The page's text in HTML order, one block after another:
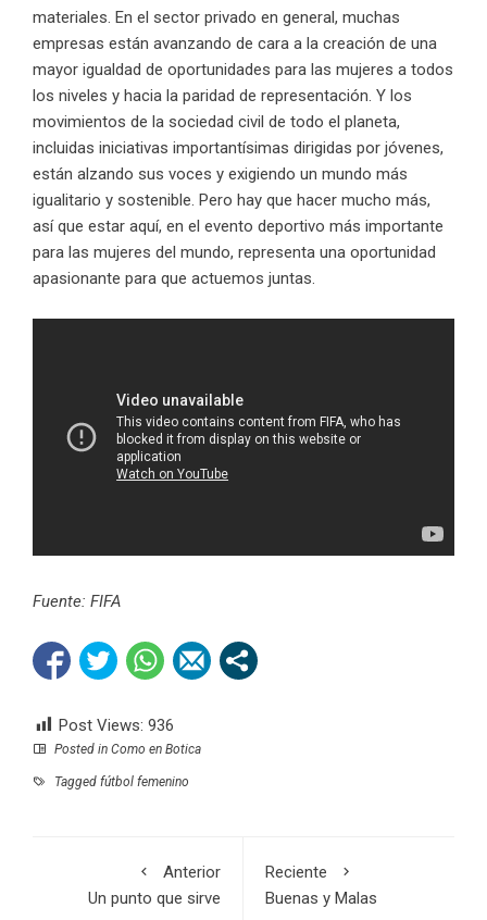
materiales. En el sector privado en general, muchas
empresas están avanzando de cara a la creación de una
mayor igualdad de oportunidades para las mujeres a todos
los niveles y hacia la paridad de representación. Y los
movimientos de la sociedad civil de todo el planeta,
incluidas iniciativas importantísimas dirigidas por jóvenes,
están alzando sus voces y exigiendo un mundo más
igualitario y sostenible. Pero hay que hacer mucho más,
así que estar aquí, en el evento deportivo más importante
para las mujeres del mundo, representa una oportunidad
apasionante para que actuemos juntas.
Fuente: FIFA
Post Views: 936
Posted in Como en Botica
Tagged fútbol femenino
Anterior
Un punto que sirve
Reciente
Buenas y Malas